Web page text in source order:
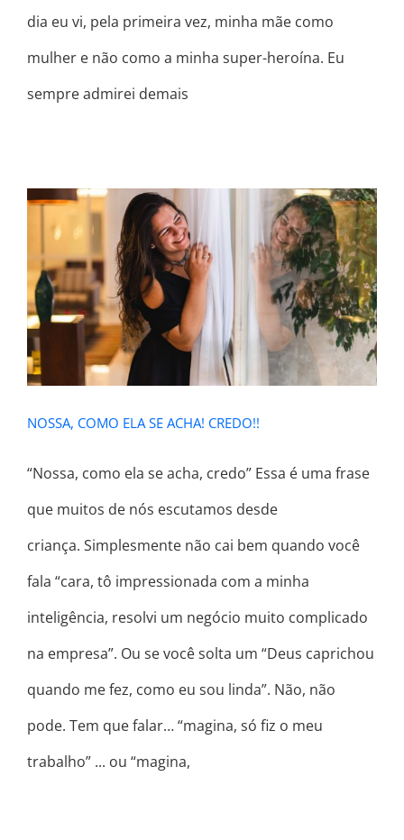
dia eu vi, pela primeira vez, minha mãe como
mulher e não como a minha super-heroína. Eu
sempre admirei demais
NOSSA, COMO ELA SE ACHA!
CREDO!!
NOSSA, COMO ELA SE ACHA! CREDO!!
“Nossa, como ela se acha, credo” Essa é uma frase
que muitos de nós escutamos desde
criança. Simplesmente não cai bem quando você
fala “cara, tô impressionada com a minha
inteligência, resolvi um negócio muito complicado
na empresa”. Ou se você solta um “Deus caprichou
quando me fez, como eu sou linda”. Não, não
pode. Tem que falar… “magina, só fiz o meu
trabalho” ... ou “magina,